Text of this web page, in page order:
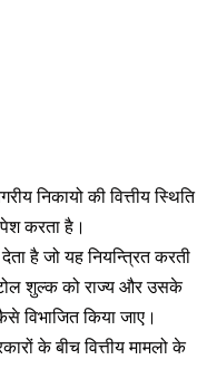
निकायो की वित्तीय स्थिति
करता है।
है जो यह नियन्त्रित करती
टोल शुल्क को राज्य और उसके
विभाजित किया जाए।
के बीच वित्तीय मामलो के